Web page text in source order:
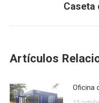
Caseta
Artículos
Oficina